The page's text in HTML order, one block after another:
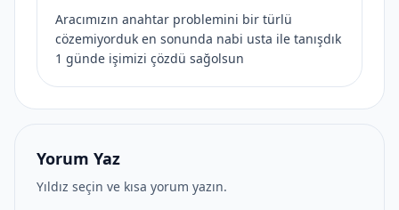
Aracımızın anahtar problemini bir türlü
cözemiyorduk en sonunda nabi usta ile tanışdık
1 günde işimizi çözdü sağolsun
Yorum Yaz
Yıldız seçin ve kısa yorum yazın.